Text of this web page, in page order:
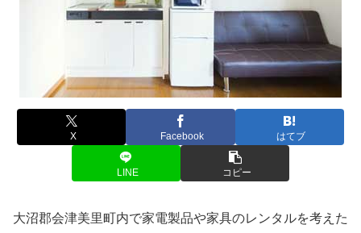
X Facebook はてブ
LINE コピー
大沼郡会津美里町内で家電製品や家具のレンタルを考えた